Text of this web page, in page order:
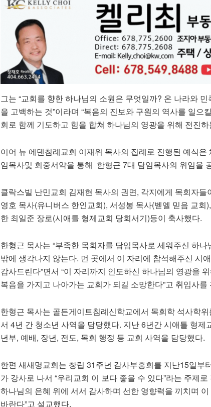
그는 “교회를 향한 하나님의 소원은 무엇일까? 온 나라와
을 고백하는 것”이라며 “복음의 진보와 구원의 역사를 일으
회로 함께 기도하고 힘을 합쳐 하나님의 영광을 위해 전진
이어 뉴 에덴침례교회 이재위 목사의 집례로 진행된 예식
임목사및 회중서약을 통해 한형근 7대 담임목사의 위임을
클락스빌 난민교회 김재현 목사의 권면, 각지에게 목회자
영호 목사(유니버스 한인교회), 서성봉 목사(벧엘 믿음 교
한 최일준 장로(시애틀 형제교회 당회서기)등이 축사했다.
한형근 목사는 “부족한 목회자를 담임목사로 세워주신 하
밖에 생각나지 않는다. 먼 곳에서 이 자리에 참석해주신 시
감사드린다”면서 “이 자리까지 인도하신 하나님의 영광을
복음을 가지고 나아가는 교회가 되길 소망한다”고 취임사를
한형근 목사는 골든게이트침례신학교에서 목회학 석사학
서 4년 간 청소년 사역을 담당했다. 지난 6년간 시애틀 형제
년부, 예배, 장년, 전도, 목회 행정 등 교회 사역을 담당했다.
한편 새새명교회는 창립 31주년 감사부흥회를 지난15일부
가 강사로 나서 “우리교회 이 보다 좋을 수 있다”라는 주제
하나님의 은혜 위에 서서 감사하며 선한 영향력을 끼치며
바란다”고 설교했다.